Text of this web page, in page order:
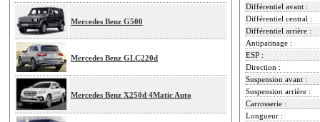
Mercedes Benz G500
Mercedes Benz GLC220d
Mercedes Benz X250d 4Matic Auto
Différentiel avant :
Différentiel central :
Différentiel arrière :
Antipatinage :
ESP :
Direction :
Suspension avant :
Suspension arrière :
Carrosserie :
Longueur :